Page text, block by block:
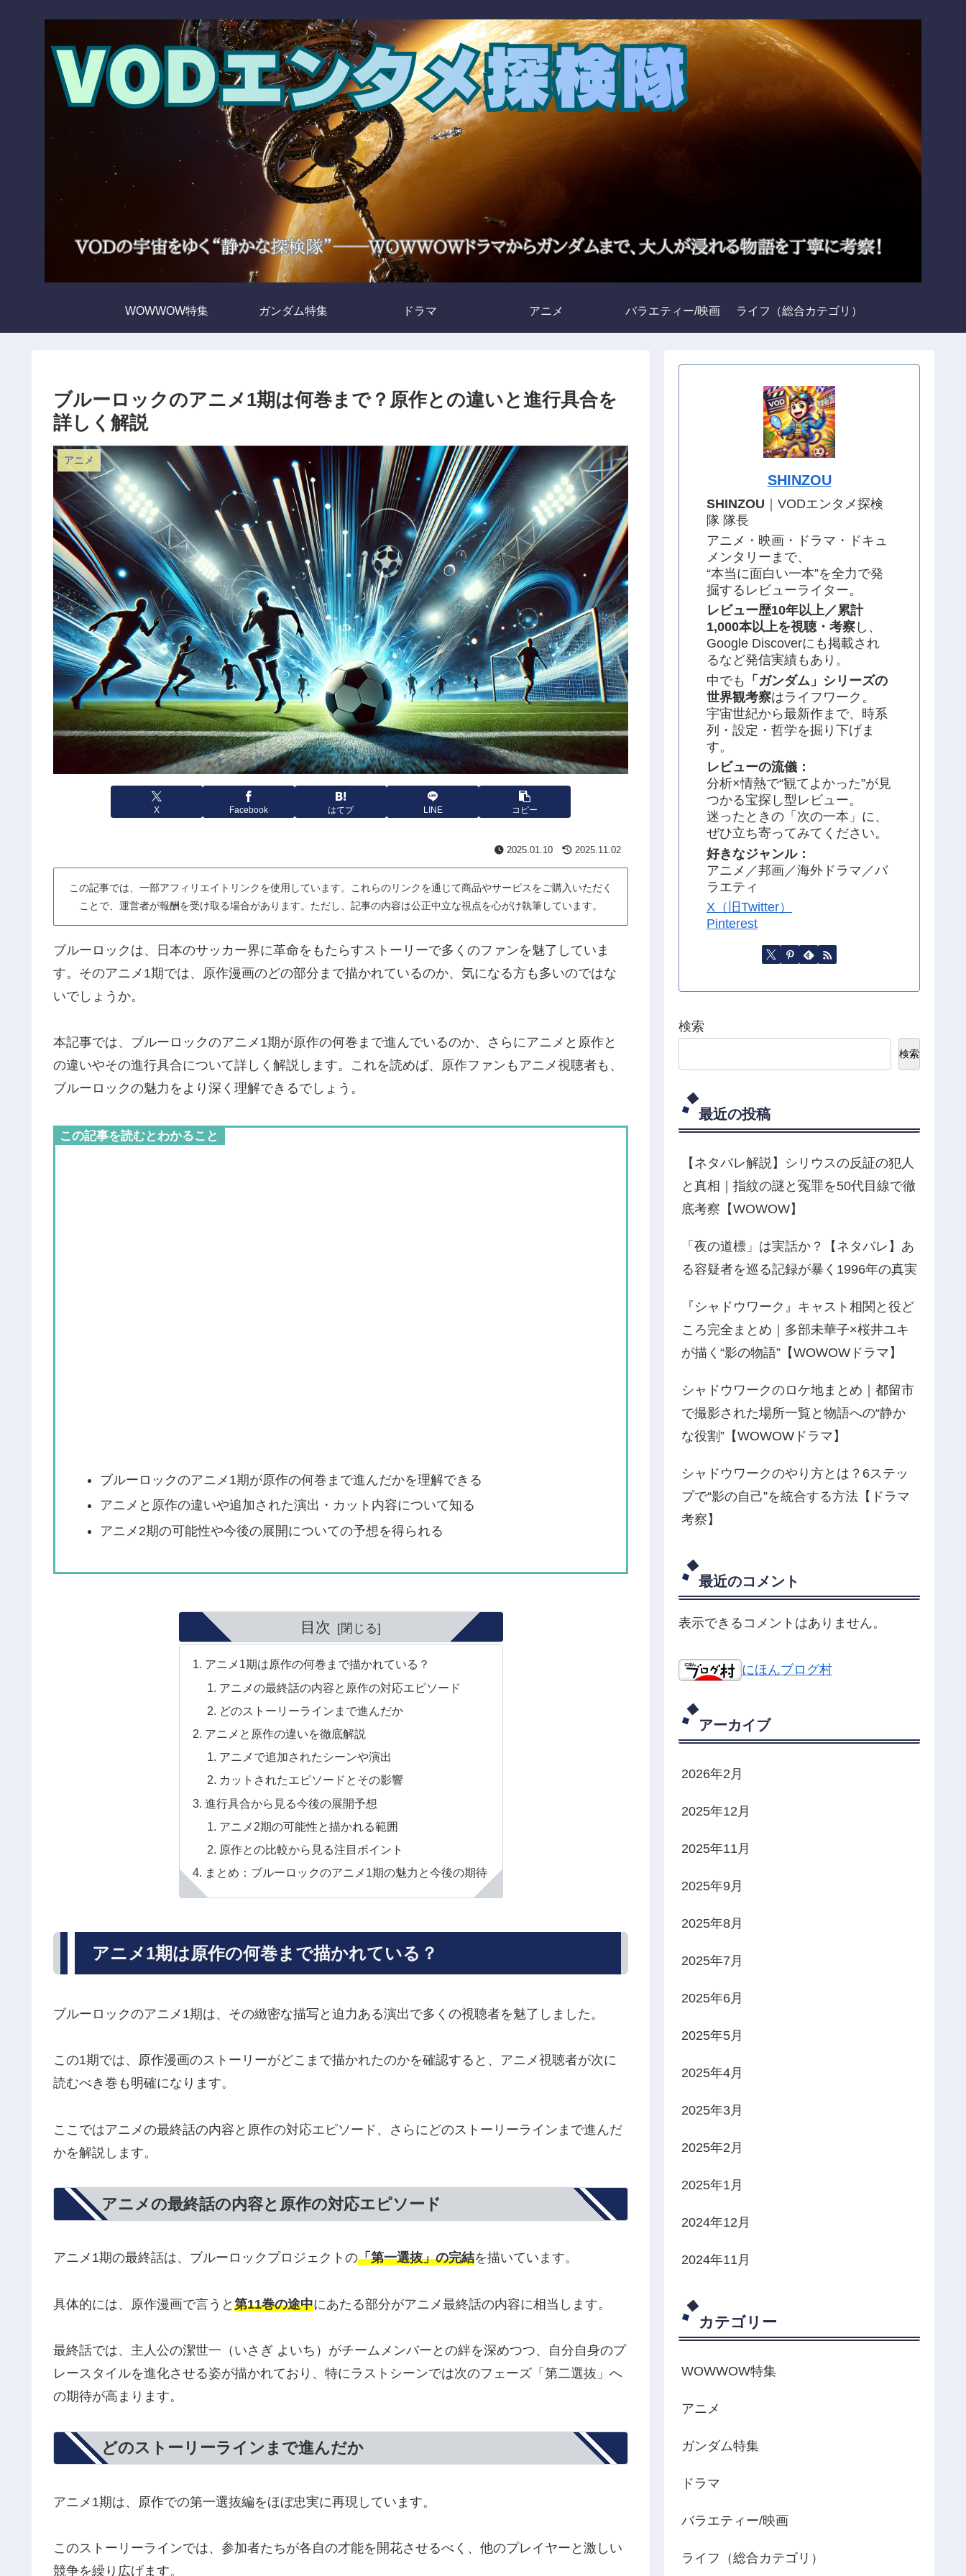
WOWWOW特集 ガンダム特集 ドラマ アニメ バラエティー/映画 ライフ（総合カテゴリ）
ブルーロックのアニメ1期は何巻まで？原作との違いと進行具合を
詳しく解説
アニメ
X Facebook はてブ LINE コピー
2025.01.10 2025.11.02
この記事では、一部アフィリエイトリンクを使用しています。これらのリンクを通じて商品やサービスをご購入いただく
ことで、運営者が報酬を受け取る場合があります。ただし、記事の内容は公正中立な視点を心がけ執筆しています。
ブルーロックは、日本のサッカー界に革命をもたらすストーリーで多くのファンを魅了していま
す。そのアニメ1期では、原作漫画のどの部分まで描かれているのか、気になる方も多いのではな
いでしょうか。
本記事では、ブルーロックのアニメ1期が原作の何巻まで進んでいるのか、さらにアニメと原作と
の違いやその進行具合について詳しく解説します。これを読めば、原作ファンもアニメ視聴者も、
ブルーロックの魅力をより深く理解できるでしょう。
この記事を読むとわかること
ブルーロックのアニメ1期が原作の何巻まで進んだかを理解できる
アニメと原作の違いや追加された演出・カット内容について知る
アニメ2期の可能性や今後の展開についての予想を得られる
目次
アニメ1期は原作の何巻まで描かれている？
アニメの最終話の内容と原作の対応エピソード
どのストーリーラインまで進んだか
アニメと原作の違いを徹底解説
アニメで追加されたシーンや演出
カットされたエピソードとその影響
進行具合から見る今後の展開予想
アニメ2期の可能性と描かれる範囲
原作との比較から見る注目ポイント
まとめ：ブルーロックのアニメ1期の魅力と今後の期待
アニメ1期は原作の何巻まで描かれている？
ブルーロックのアニメ1期は、その緻密な描写と迫力ある演出で多くの視聴者を魅了しました。
この1期では、原作漫画のストーリーがどこまで描かれたのかを確認すると、アニメ視聴者が次に
読むべき巻も明確になります。
ここではアニメの最終話の内容と原作の対応エピソード、さらにどのストーリーラインまで進んだ
かを解説します。
アニメの最終話の内容と原作の対応エピソード
アニメ1期の最終話は、ブルーロックプロジェクトの「第一選抜」の完結を描いています。
具体的には、原作漫画で言うと 第11巻の途中にあたる部分がアニメ最終話の内容に相当します。
最終話では、主人公の潔世一（いさぎ よいち）がチームメンバーとの絆を深めつつ、自分自身のプ
レースタイルを進化させる姿が描かれており、特にラストシーンでは次のフェーズ「第二選抜」へ
の期待が高まります。
どのストーリーラインまで進んだか
アニメ1期は、原作での第一選抜編をほぼ忠実に再現しています。
このストーリーラインでは、参加者たちが各自の才能を開花させるべく、他のプレイヤーと激しい
競争を繰り広げます。
SHINZOU
SHINZOU ｜VODエンタメ探検
隊 隊長
アニメ・映画・ドラマ・ドキュ
メンタリーまで、
“本当に面白い一本”を全力で発
掘するレビューライター。
レビュー歴10年以上／累計
1,000本以上を視聴・考察 し、
Google Discoverにも掲載され
るなど発信実績もあり。
中でも
「ガンダム」シリーズの
世界観考察はライフワーク。
宇宙世紀から最新作まで、時系
列・設定・哲学を掘り下げま
す。
レビューの流儀：
分析×情熱で“観てよかった”が見
つかる宝探し型レビュー。
迷ったときの「次の一本」に、
ぜひ立ち寄ってみてください。
好きなジャンル：
アニメ／邦画／海外ドラマ／バ
ラエティ
X（旧Twitter）
Pinterest
検索
検索
最近の投稿
【ネタバレ解説】シリウスの反証の犯人
と真相｜指紋の謎と冤罪を50代目線で徹
底考察【WOWOW】
「夜の道標」は実話か？【ネタバレ】あ
る容疑者を巡る記録が暴く1996年の真実
『シャドウワーク』キャスト相関と役ど
ころ完全まとめ｜多部未華子×桜井ユキ
が描く“影の物語”【WOWOWドラマ】
シャドウワークのロケ地まとめ｜都留市
で撮影された場所一覧と物語への“静か
な役割”【WOWOWドラマ】
シャドウワークのやり方とは？6ステッ
プで“影の自己”を統合する方法【ドラマ
考察】
最近のコメント
表示できるコメントはありません。
にほんブログ村
アーカイブ
2026年2月
2025年12月
2025年11月
2025年9月
2025年8月
2025年7月
2025年6月
2025年5月
2025年4月
2025年3月
2025年2月
2025年1月
2024年12月
2024年11月
カテゴリー
WOWWOW特集
アニメ
ガンダム特集
ドラマ
バラエティー/映画
ライフ（総合カテゴリ）